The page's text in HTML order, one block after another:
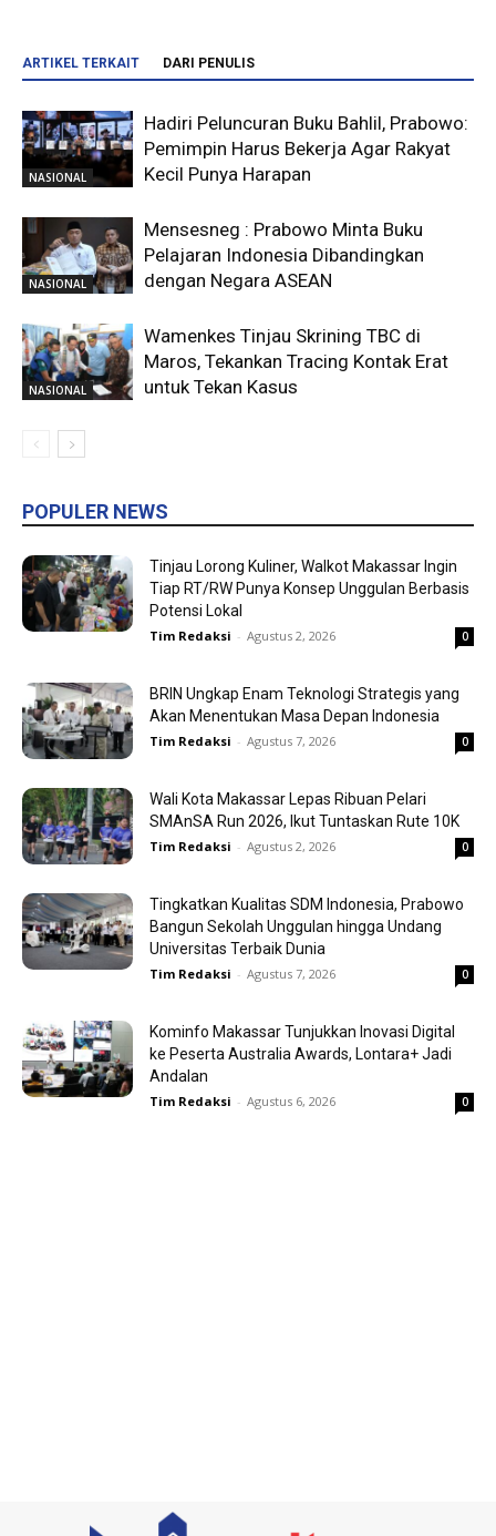
ARTIKEL TERKAIT DARI PENULIS
NASIONAL
Hadiri Peluncuran Buku Bahlil, Prabowo:
Pemimpin Harus Bekerja Agar Rakyat
Kecil Punya Harapan
NASIONAL
Mensesneg : Prabowo Minta Buku
Pelajaran Indonesia Dibandingkan
dengan Negara ASEAN
NASIONAL
Wamenkes Tinjau Skrining TBC di
Maros, Tekankan Tracing Kontak Erat
untuk Tekan Kasus
POPULER NEWS
Tinjau Lorong Kuliner, Walkot Makassar Ingin
Tiap RT/RW Punya Konsep Unggulan Berbasis
Potensi Lokal
Tim Redaksi - Agustus 2, 2026 0
BRIN Ungkap Enam Teknologi Strategis yang
Akan Menentukan Masa Depan Indonesia
Tim Redaksi - Agustus 7, 2026 0
Wali Kota Makassar Lepas Ribuan Pelari
SMAnSA Run 2026, Ikut Tuntaskan Rute 10K
Tim Redaksi - Agustus 2, 2026 0
Tingkatkan Kualitas SDM Indonesia, Prabowo
Bangun Sekolah Unggulan hingga Undang
Universitas Terbaik Dunia
Tim Redaksi - Agustus 7, 2026 0
Kominfo Makassar Tunjukkan Inovasi Digital
ke Peserta Australia Awards, Lontara+ Jadi
Andalan
Tim Redaksi - Agustus 6, 2026 0